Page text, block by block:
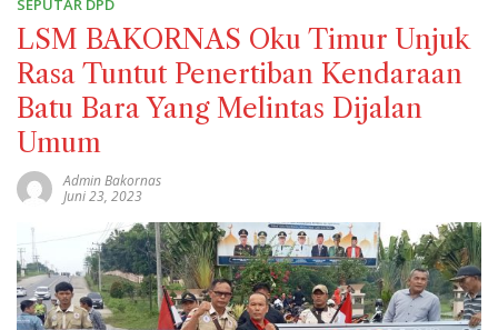
SEPUTAR DPD
LSM BAKORNAS Oku Timur Unjuk
Rasa Tuntut Penertiban Kendaraan
Batu Bara Yang Melintas Dijalan
Umum
Admin Bakornas
Juni 23, 2023